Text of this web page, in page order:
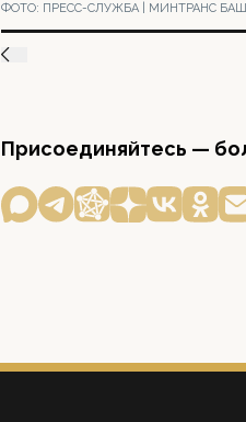
ФОТО: ПРЕСС-СЛУЖБА | МИНТРАНС
Присоединяйтесь —